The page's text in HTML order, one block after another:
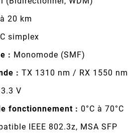
20 km
simplex
: Monomode (SMF)
: TX 1310 nm / RX 1550
3.3 V
fonctionnement : 0°C à 70°C
IEEE 802.3z, MSA SFP